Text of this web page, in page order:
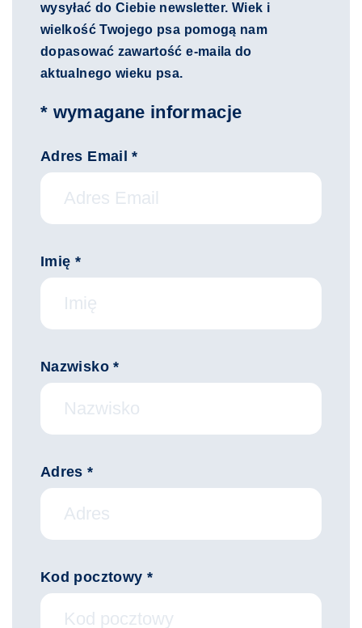
wysyłać do Ciebie newsletter. Wiek i
wielkość Twojego psa pomogą nam
dopasować zawartość e-maila do
aktualnego wieku psa.
* wymagane informacje
Adres Email *
Imię *
Nazwisko *
Adres *
Kod pocztowy *